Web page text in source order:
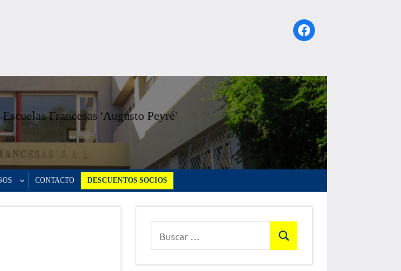
Facebook
Francesas 'Augusto Peyré'
CONTACTO DESCUENTOS SOCIOS
Buscar